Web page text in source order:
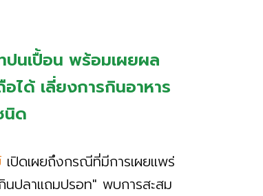
ปนเปื้อน พร้อมเผยผล
ได้ เลี่ยงการกินอาหาร
นิด
เปิดเผยถึงกรณีที่มีการเผยแพร่
นปลาแถมปรอท" พบการสะสม